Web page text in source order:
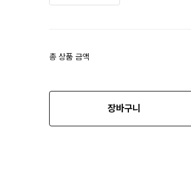
총 상품 금액
장바구니